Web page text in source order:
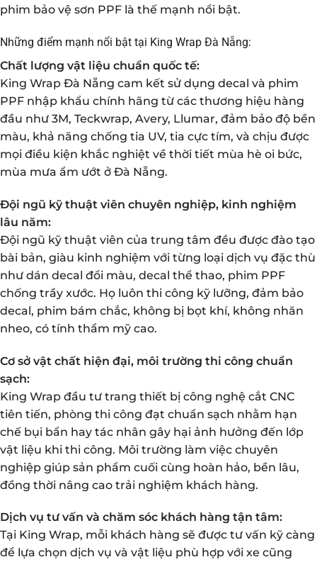
phim bảo vệ sơn PPF là thế mạnh nổi bật.
Những điểm mạnh nổi bật tại King Wrap Đà Nẵng:
Chất lượng vật liệu chuẩn quốc tế:
King Wrap Đà Nẵng cam kết sử dụng decal và phim
PPF nhập khẩu chính hãng từ các thương hiệu hàng
đầu như 3M, Teckwrap, Avery, Llumar, đảm bảo độ bền
màu, khả năng chống tia UV, tia cực tím, và chịu được
mọi điều kiện khắc nghiệt về thời tiết mùa hè oi bức,
mùa mưa ẩm ướt ở Đà Nẵng.
Đội ngũ kỹ thuật viên chuyên nghiệp, kinh nghiệm
lâu năm:
Đội ngũ kỹ thuật viên của trung tâm đều được đào tạo
bài bản, giàu kinh nghiệm với từng loại dịch vụ đặc thù
như dán decal đổi màu, decal thể thao, phim PPF
chống trầy xước. Họ luôn thi công kỹ lưỡng, đảm bảo
decal, phim bám chắc, không bị bọt khí, không nhăn
nheo, có tính thẩm mỹ cao.
Cơ sở vật chất hiện đại, môi trường thi công chuẩn
sạch:
King Wrap đầu tư trang thiết bị công nghệ cắt CNC
tiên tiến, phòng thi công đạt chuẩn sạch nhằm hạn
chế bụi bẩn hay tác nhân gây hại ảnh hưởng đến lớp
vật liệu khi thi công. Môi trường làm việc chuyên
nghiệp giúp sản phẩm cuối cùng hoàn hảo, bền lâu,
đồng thời nâng cao trải nghiệm khách hàng.
Dịch vụ tư vấn và chăm sóc khách hàng tận tâm:
Tại King Wrap, mỗi khách hàng sẽ được tư vấn kỹ càng
để lựa chọn dịch vụ và vật liệu phù hợp với xe cũng